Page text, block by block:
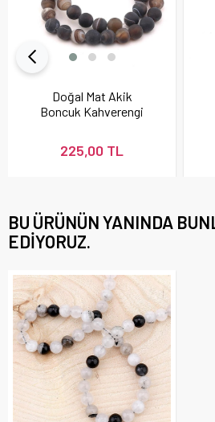
Doğal Mat Akik
Boncuk Kahverengi
225,00 TL
BU ÜRÜNÜN YANINDA
EDIYORUZ.